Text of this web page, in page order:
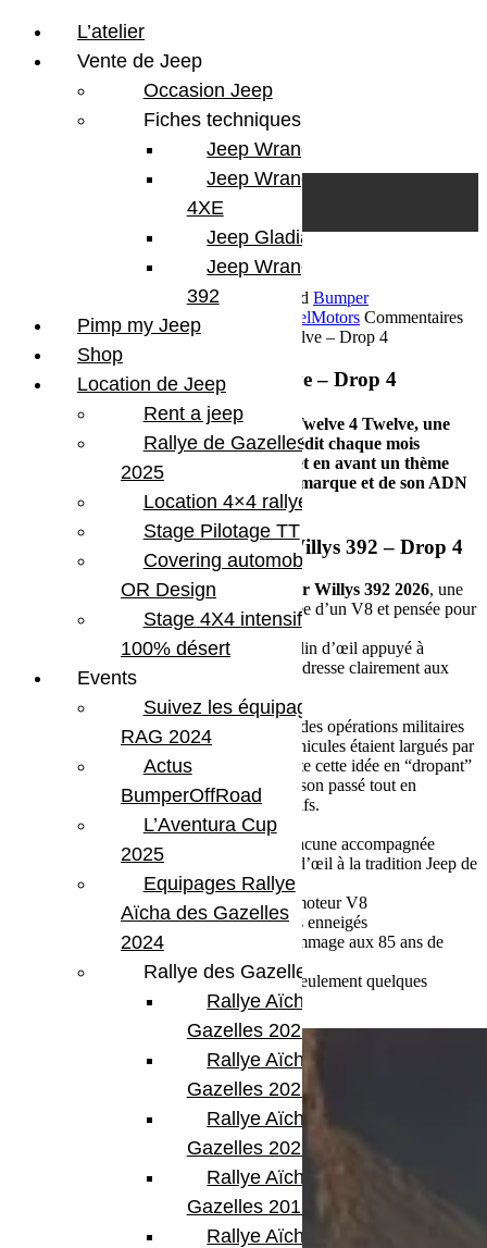
Par Martial BumperOffroad Bumper
Bumper OffRoad|Jeep MatérielMotors Commentaires
sur Programme Jeep Twelve 4 Twelve – Drop 4
Programme Jeep Twelve 4 Twelve – Drop 4
Jeep poursuit son programme exclusif Twelve 4 Twelve, une
série limitée qui dévoile un Wrangler inédit chaque mois
pendant douze mois. Chaque édition met en avant un thème
fort, inspiré de l’héritage militaire de la marque et de son ADN
tout-terrain.
Le modèle du mois : Wrangler Willys 392 – Drop 4
Le dernier modèle présenté est le Wrangler Willys 392 2026, une
version musclée et sans compromis, équipée d’un V8 et pensée pour
les puristes du offroad.
Design dépouillé, performances brutes et clin d’œil appuyé à
l’histoire militaire Jeep : une édition qui s’adresse clairement aux
passionnés d’aventure.
Un hommage à l’histoire Jeep.
Le programme Twelve 4 Twelve s’inspire des opérations militaires
de la Seconde Guerre mondiale, où des véhicules étaient largués par
avion pour soutenir les troupes. Jeep revisite cette idée en “dropant”
chaque mois une édition limitée, célébrant son passé tout en
proposant des modèles modernes et exclusifs.
Les prochains modèles déjà annoncés.
Jeep tease également les sorties à venir, chacune accompagnée
d’indices et de “ducks” collectors, un clin d’œil à la tradition Jeep de
“ducking” :
•Wrangler MOAB 392 – Style robuste et moteur V8
•Wrangler Whitecap – Inspiré des sommets enneigés
•Wrangler 85th Anniversary Edition – Hommage aux 85 ans de
•D’autres modèles restent classifiés, avec seulement quelques
indices cryptés révélés chaque mois
L’atelier
Vente de Jeep
Occasion Jeep
Fiches techniques
Jeep Wrangler JL
Jeep Wrangler
4XE
Jeep Gladiator
Jeep Wrangler V8
392
Pimp my Jeep
Shop
Location de Jeep
Rent a jeep
Rallye de Gazelles
2025
Location 4×4 rallye
Stage Pilotage TT
Covering automobile –
OR Design
Stage 4X4 intensif
100% désert
Events
Suivez les équipages
RAG 2024
Actus
BumperOffRoad
L’Aventura Cup
2025
Equipages Rallye
Aïcha des Gazelles
2024
Rallye des Gazelles
Rallye Aïcha des
Gazelles 2023
Rallye Aïcha des
Gazelles 2022
Rallye Aïcha des
Gazelles 2021 -30th
Rallye Aïcha des
Gazelles 2019
Rallye Aïcha des